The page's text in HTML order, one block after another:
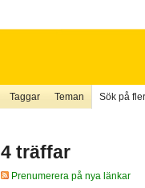
Taggar Teman Sök på
4 träffar
Prenumerera på nya länkar